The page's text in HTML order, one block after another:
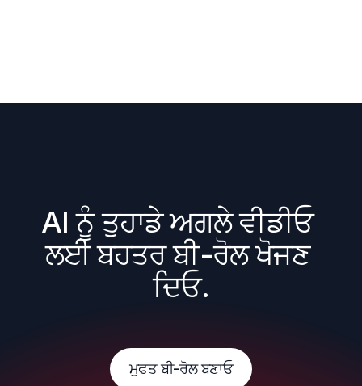
AI ਨੂੰ ਤੁਹਾਡੇ ਅਗਲੇ ਵੀਡੀਓ
ਲਈ ਬਹਤਰ ਬੀ-ਰੋਲ ਖੋਜਣ
ਦਿਓ.
ਮੁਫਤ ਬੀ-ਰੋਲ ਬਣਾਓ